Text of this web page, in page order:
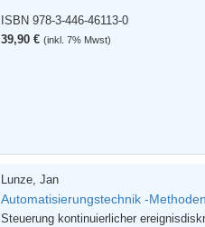
ISBN 978-3-446-46113-0
39,90 € (inkl. 7% Mwst)
Lunze, Jan
Automatisierungstechnik -
Steuerung kontinuierlicher